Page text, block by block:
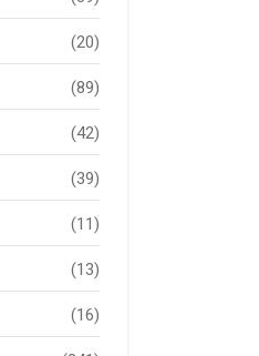
(20)
(89)
(42)
(39)
(11)
(13)
(16)